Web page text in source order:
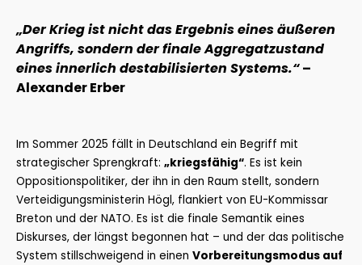
„Der Krieg ist nicht das Ergebnis eines äußeren
Angriffs, sondern der finale Aggregatzustand
eines innerlich destabilisierten Systems.“–
Alexander Erber
Im Sommer 2025 fällt in Deutschland ein Begriff mit
strategischer Sprengkraft: „kriegsfähig“. Es ist kein
Oppositionspolitiker, der ihn in den Raum stellt, sondern
Verteidigungsministerin Högl, flankiert von EU-Kommissar
Breton und der NATO. Es ist die finale Semantik eines
Diskurses, der längst begonnen hat – und der das politische
System stillschweigend in einen Vorbereitungsmodus auf